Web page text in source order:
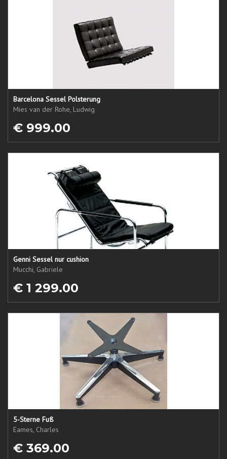
Barcelona Sessel Polsterung
Mies van der Rohe, Ludwig
€ 999.00
Genni Sessel nur cushion
Mucchi, Gabriele
€ 1 299.00
5-Sterne Fuß
Eames, Charles
€ 369.00